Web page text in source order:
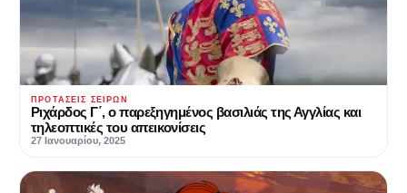
ΠΡΟΤΆΣΕΙΣ ΣΕΙΡΏΝ
Ριχάρδος Γ΄, ο παρεξηγημένος βασιλιάς της Αγγλίας και
τηλεοπτικές του απεικονίσεις
27 Ιανουαρίου, 2025